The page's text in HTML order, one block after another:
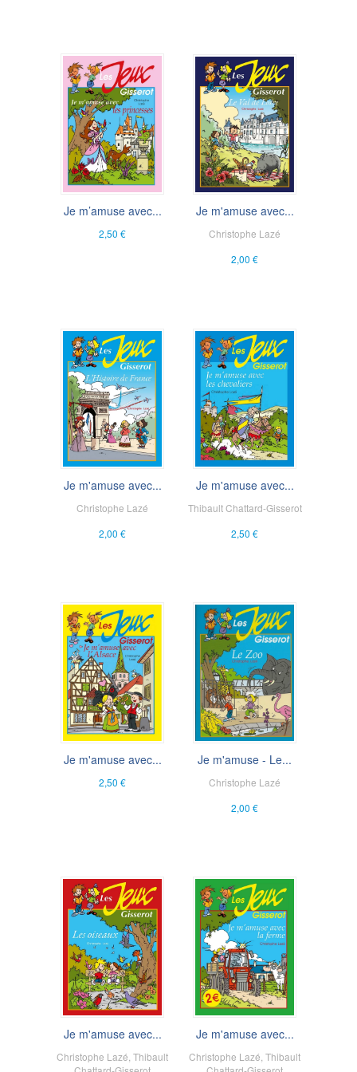
Je m’amuse avec...
2,50 €
Je m'amuse avec...
Christophe Lazé
2,00 €
Je m'amuse avec...
Christophe Lazé
2,00 €
Je m'amuse avec...
Thibault Chattard-Gisserot
2,50 €
Je m'amuse avec...
2,50 €
Je m'amuse - Le...
Christophe Lazé
2,00 €
Je m'amuse avec...
Christophe Lazé Thibault
Je m'amuse avec...
Christophe Lazé Thibault